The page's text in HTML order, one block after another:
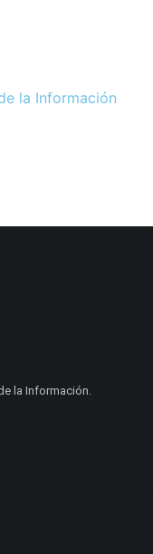
la Información
la Información.